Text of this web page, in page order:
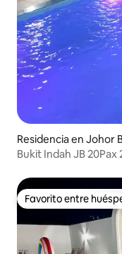
Residencia en Johor
Favorito entre
Favorito entre